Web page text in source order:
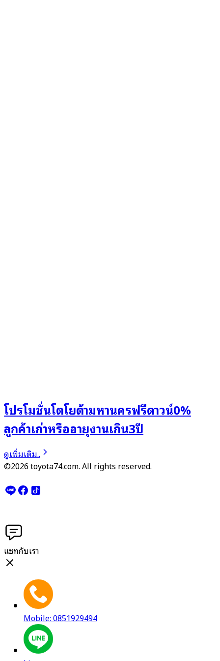
โปรโมชั่นโตโยต้ามหานครฟรีดาวน์0%
ลูกค้าเก่าหรืออายุงานเกิน3ปี
ดูเพิ่มเติม..
©2026 toyota74.com. All rights reserved.
แชทกับเรา
Mobile: 0851929494